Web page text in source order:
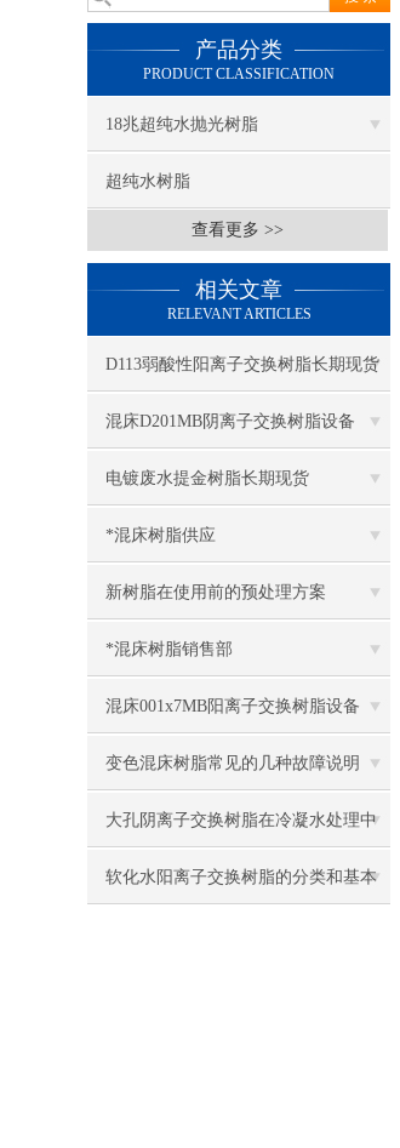
产品分类
PRODUCT CLASSIFICATION
18兆超纯水抛光树脂
超纯水树脂
查看更多 >>
相关文章
RELEVANT ARTICLES
D113弱酸性阳离子交换树脂长期现货
混床D201MB阴离子交换树脂设备
电镀废水提金树脂长期现货
*混床树脂供应
新树脂在使用前的预处理方案
*混床树脂销售部
混床001x7MB阳离子交换树脂设备
变色混床树脂常见的几种故障说明
大孔阴离子交换树脂在冷凝水处理中
的主要特点
软化水阳离子交换树脂的分类和基本